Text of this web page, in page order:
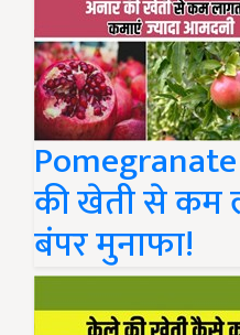
की खेती से कम
बंपर मुनाफा!